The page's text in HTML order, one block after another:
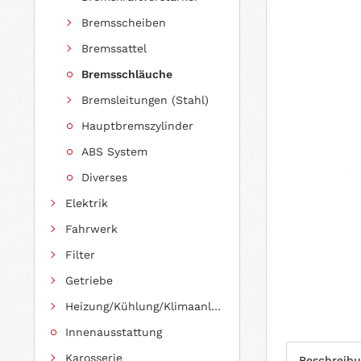
Bremsscheiben
Bremssattel
Bremsschläuche
Bremsleitungen (Stahl)
Hauptbremszylinder
ABS System
Diverses
Elektrik
Fahrwerk
Filter
Getriebe
Heizung/Kühlung/Klimaanlage
Innenausstattung
Karosserie